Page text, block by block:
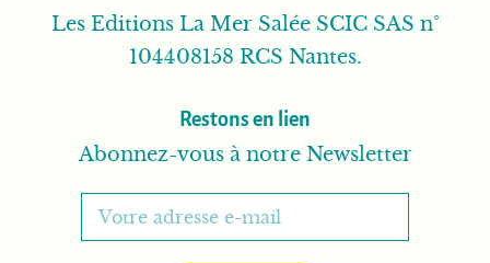
Les Editions La Mer Salée SCIC SAS n°
104408158 RCS Nantes.
Restons en lien
Abonnez-vous à notre Newsletter